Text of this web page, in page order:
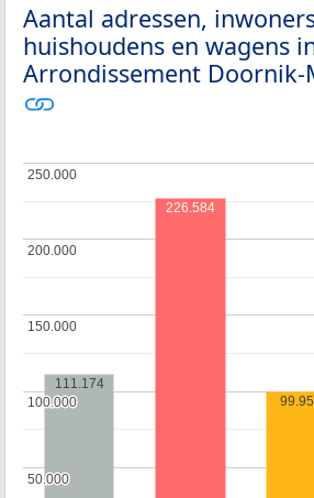
Aantal adressen,
huishoudens en wagens
Arrondissement Doornik-
50.000
50.000
100.000
100.000
150.000
150.000
200.000
200.000
250.000
250.000
111.174
226.584